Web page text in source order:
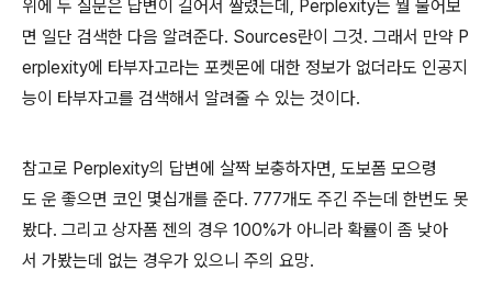
위에 두 질문은 답변이 길어서 짤렸는데, Perplexity는 뭘 물어보
면 일단 검색한 다음 알려준다. Sources란이 그것. 그래서 만약 P
erplexity에 타부자고라는 포켓몬에 대한 정보가 없더라도 인공지
능이 타부자고를 검색해서 알려줄 수 있는 것이다.
참고로 Perplexity의 답변에 살짝 보충하자면, 도보폼 모으령
도 운 좋으면 코인 몇십개를 준다. 777개도 주긴 주는데 한번도 못
봤다. 그리고 상자폼 젠의 경우 100%가 아니라 확률이 좀 낮아
서 가봤는데 없는 경우가 있으니 주의 요망.